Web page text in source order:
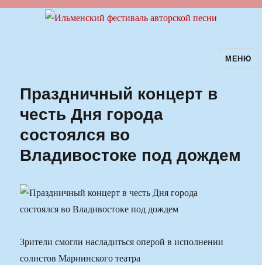
Ильменский фестиваль авторскойМЕНЮ
Праздничный концерт в
честь Дня города
состоялся во
Владивостоке под дождем
Зрители смогли насладиться оперой в исполнении
солистов Мариинского театра